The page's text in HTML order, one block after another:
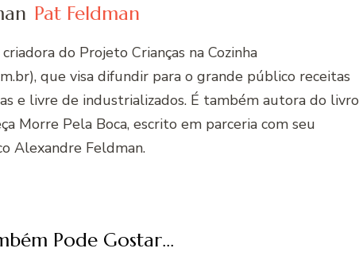
Pat Feldman
do Projeto Crianças na Cozinha
que visa difundir para o grande público receitas
e livre de industrializados. É também autora do livro
Morre Pela Boca, escrito em parceria com seu
Alexandre Feldman.
Pode Gostar...